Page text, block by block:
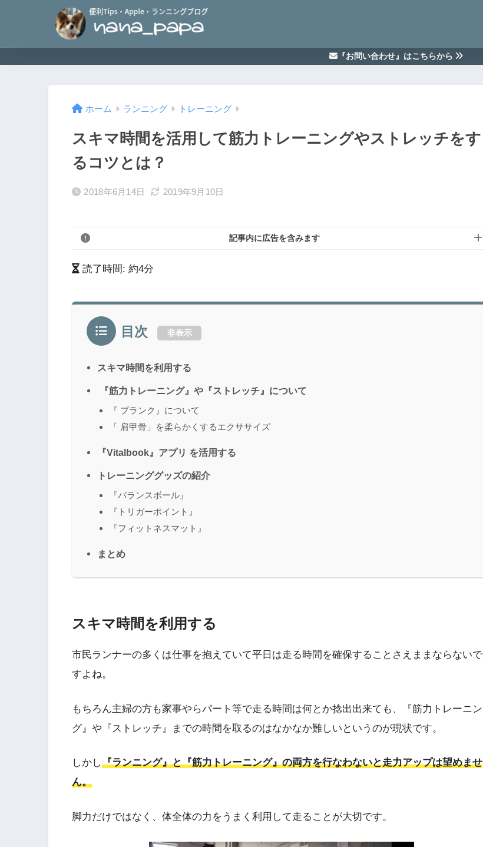
『お問い合わせ』はこちらから
ホーム ランニング トレーニング
スキマ時間を活用して筋力トレーニングやストレッチをす
るコツとは？
2018年6月14日 2019年9月10日
記事内に広告を含みます
読了時間: 約4分
目次 非表示
スキマ時間を利用する
『筋力トレーニング』や『ストレッチ』について
『 プランク』について
「 肩甲骨」を柔らかくするエクササイズ
『Vitalbook』アプリ を活用する
トレーニンググッズの紹介
『バランスボール』
『トリガーポイント』
『フィットネスマット』
まとめ
スキマ時間を利用する
市民ランナーの多くは仕事を抱えていて平日は走る時間を確保することさえままならないで
すよね。
もちろん主婦の方も家事やらパート等で走る時間は何とか捻出出来ても、『筋力トレーニン
グ』や『ストレッチ』までの時間を取るのはなかなか難しいというのが現状です。
しかし『ランニング』と『筋力トレーニング』の両方を行なわないと走力アップは望めませ
ん。
脚力だけではなく、体全体の力をうまく利用して走ることが大切です。